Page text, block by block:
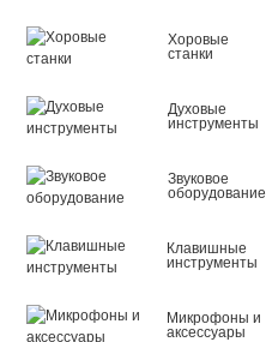
Хоровые
станки
Духовые
инструменты
Звуковое
оборудование
Клавишные
инструменты
Микрофоны и
аксессуары